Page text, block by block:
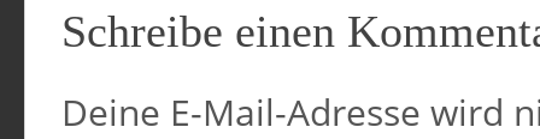
Schreibe einen
Deine E-Mail-Adresse wird